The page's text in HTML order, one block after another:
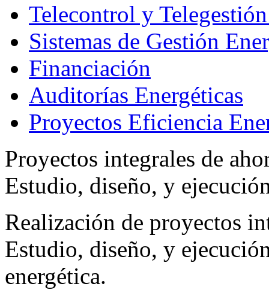
Telecontrol y
Sistemas de Gestión
Financiación
Auditorías Energéticas
Proyectos Eficiencia
Proyectos integrales de
Estudio, diseño, y
Realización de proyectos
Estudio, diseño, y
energética.